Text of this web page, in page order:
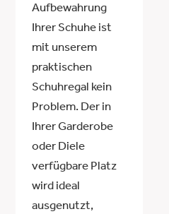
Aufbewahrung
Ihrer Schuhe ist
mit unserem
praktischen
Schuhregal kein
Problem. Der in
Ihrer Garderobe
oder Diele
verfügbare Platz
wird ideal
ausgenutzt,